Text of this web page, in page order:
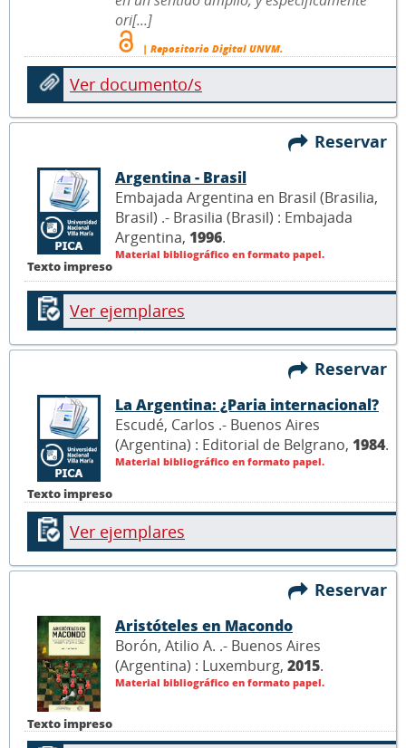
ori[...]
| Repositorio Digital UNVM.
Ver documento/s
Reservar
Texto impreso
Argentina - Brasil
Embajada Argentina en Brasil (Brasilia,
Brasil) .- Brasilia (Brasil) : Embajada
Argentina, 1996.
Material bibliográfico en formato papel.
Ver ejemplares
Reservar
Texto impreso
La Argentina: ¿Paria internacional?
Escudé, Carlos .- Buenos Aires
(Argentina) : Editorial de Belgrano, 1984.
Material bibliográfico en formato papel.
Ver ejemplares
Reservar
Texto impreso
Aristóteles en Macondo
Borón, Atilio A. .- Buenos Aires
(Argentina) : Luxemburg, 2015.
Material bibliográfico en formato papel.